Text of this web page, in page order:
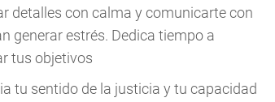
detalles con calma y comunicarte con
generar estrés. Dedica tiempo a
tus objetivos
tu sentido de la justicia y tu capacidad